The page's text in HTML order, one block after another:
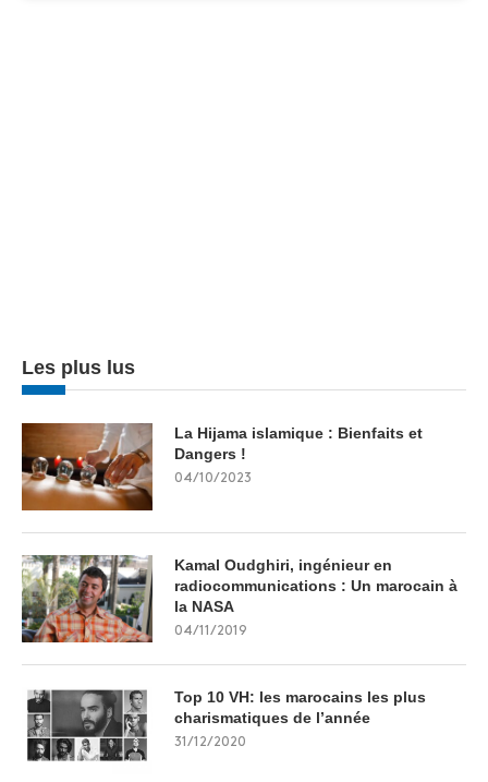
Les plus lus
La Hijama islamique : Bienfaits et
Dangers !
04/10/2023
Kamal Oudghiri, ingénieur en
radiocommunications : Un marocain à
la NASA
04/11/2019
Top 10 VH: les marocains les plus
charismatiques de l’année
31/12/2020